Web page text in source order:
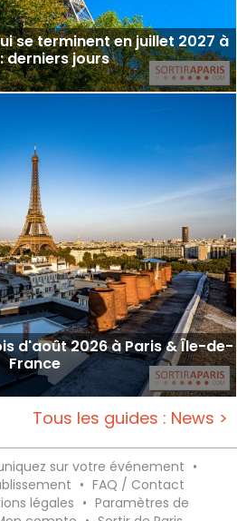
se terminent en juillet 2027 à
derniers jours
d'août 2026 à Paris & Île-de-
France
Tous les guides : News >
sur votre événement •
• FAQ / Contact
légales • Paramètres de